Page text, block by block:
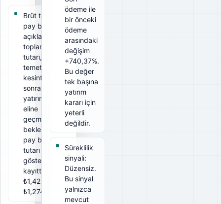
Brüt temettü
pay başına
açıklanan
toplam
tutarı, net
temettü ise
kesintiler
sonrası
yatırımcının
eline
geçmesi
beklenen
pay başına
tutarı
gösterir. Bu
kayıtta brüt
₺1,42, net
₺1,274.
ödeme ile
bir önceki
ödeme
arasındaki
değişim
+740,37%.
Bu değer
tek başına
yatırım
kararı için
yeterli
değildir.
Süreklilik
sinyali:
Düzensiz.
Bu sinyal
yalnızca
mevcut